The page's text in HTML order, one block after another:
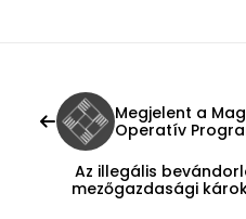
Megjelent a
Operatív
Az illegális
mezőgazdasági